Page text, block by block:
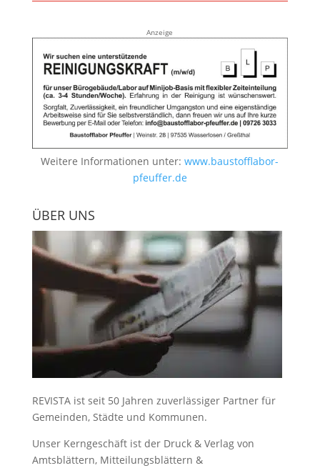
Anzeige
Weitere Informationen unter:www.baustofflabor-
pfeuffer.de
ÜBER UNS
REVISTA ist seit 50 Jahren zuverlässiger Partner für
Gemeinden, Städte und Kommunen.
Unser Kerngeschäft ist der Druck & Verlag von
Amtsblättern, Mitteilungsblättern &